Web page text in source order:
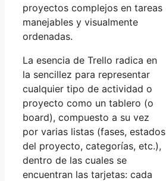
proyectos complejos en tareas
manejables y visualmente
ordenadas.
La esencia de Trello radica en
la sencillez para representar
cualquier tipo de actividad o
proyecto como un tablero (o
board), compuesto a su vez
por varias listas (fases, estados
del proyecto, categorías, etc.),
dentro de las cuales se
encuentran las tarjetas: cada